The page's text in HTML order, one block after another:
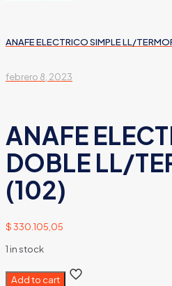
ANAFE ELECTRICO SIMPLE LL/
febrero 8, 2023
ANAFE
DOBLE LL/
(102)
$330.105,05
1 in stock
Add to cart